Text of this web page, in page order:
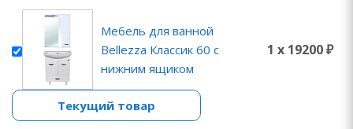
Мебель для ванной
Bellezza Классик 60 с
нижним ящиком
1 x 19200 ₽
Текущий товар